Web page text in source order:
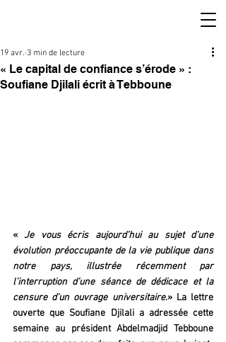
« Le capital de confiance s’érode » :
Soufiane Djilali écrit à Tebboune
19 avr. 3 min de lecture
« Je vous écris aujourd’hui au sujet d’une
évolution préoccupante de la vie publique dans
notre pays, illustrée récemment par
l’interruption d’une séance de dédicace et la
censure d’un ouvrage universitaire.» La lettre
ouverte que Soufiane Djilali a adressée cette
semaine au président Abdelmadjid Tebboune